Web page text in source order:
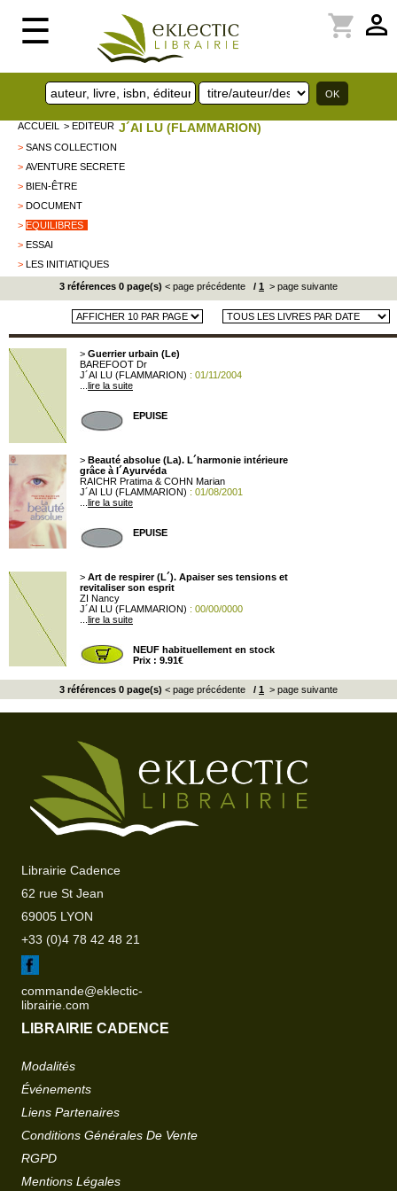
☰ perm_identity
shopping_cart
ACCUEIL > EDITEUR J´AI LU (FLAMMARION)
> SANS COLLECTION
> AVENTURE SECRETE
> BIEN-ÊTRE
> DOCUMENT
> EQUILIBRES
> ESSAI
> LES INITIATIQUES
3 références 0 page(s) < page précédente / 1 > page suivante
> Guerrier urbain (Le)
BAREFOOT Dr
J´AI LU (FLAMMARION) : 01/11/2004
lire la suite
EPUISE
> Beauté absolue (La). L´harmonie intérieure
grâce à l´Ayurvéda
RAICHR Pratima & COHN Marian
J´AI LU (FLAMMARION) : 01/08/2001
lire la suite
EPUISE
> Art de respirer (L´). Apaiser ses tensions et
revitaliser son esprit
ZI Nancy
J´AI LU (FLAMMARION) : 00/00/0000
lire la suite
NEUF habituellement en stock
Prix : 9.91€
3 références 0 page(s) < page précédente / 1 > page suivante
Librairie Cadence
62 rue St Jean
69005 LYON
+33 (0)4 78 42 48 21
commande@eklectic-
librairie.com
LIBRAIRIE CADENCE
Modalités
Événements
Liens Partenaires
Conditions Générales De Vente
RGPD
Mentions Légales